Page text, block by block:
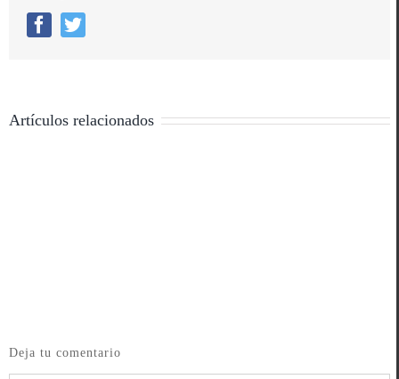
Facebook
Twitter
Artículos relacionados
Deja tu comentario